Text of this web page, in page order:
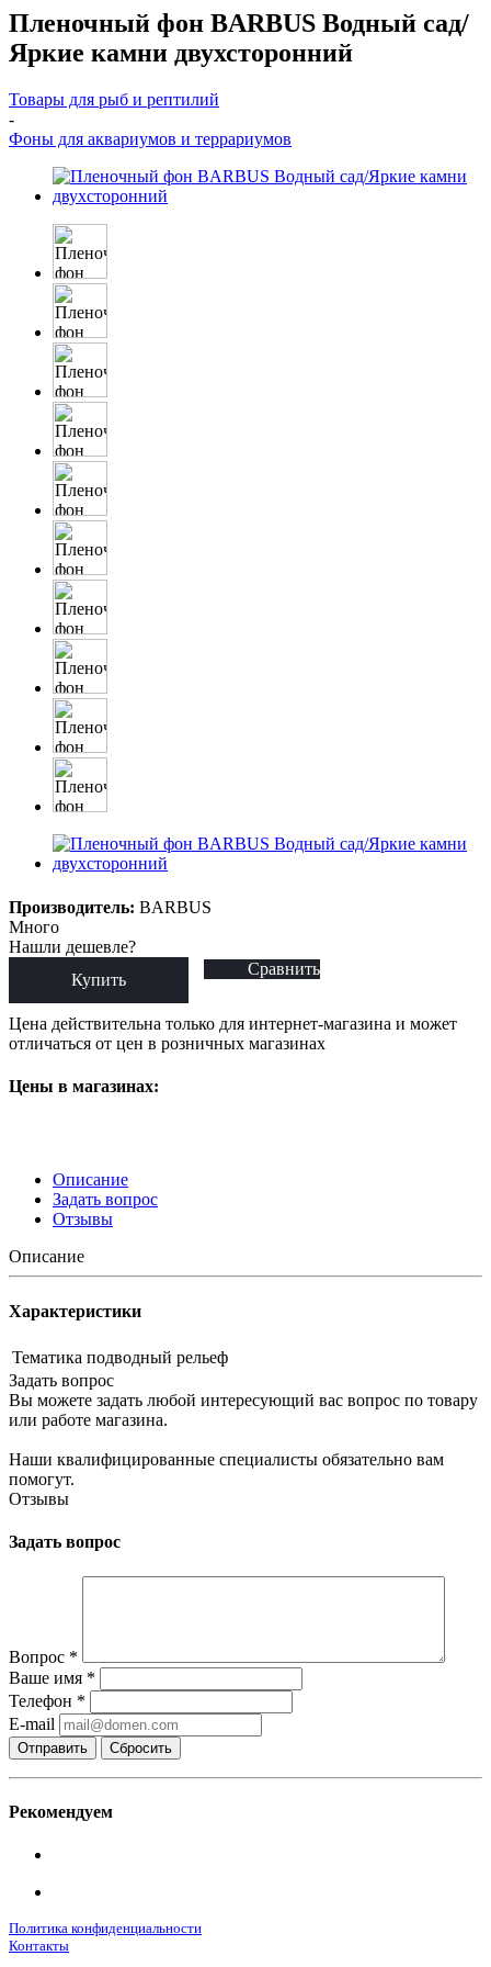
Пленочный фон BARBUS Водный сад/
Яркие камни двухсторонний
Товары для рыб и рептилий
-
Фоны для аквариумов и террариумов
Производитель: BARBUS
Много
Нашли дешевле?
Купить
Сравнить
Цена действительна только для интернет-магазина и может
отличаться от цен в розничных магазинах
Цены в магазинах:
Описание
Задать вопрос
Отзывы
Описание
Характеристики
Тематика подводный рельеф
Задать вопрос
Вы можете задать любой интересующий вас вопрос по товару
или работе магазина.
Наши квалифицированные специалисты обязательно вам
помогут.
Отзывы
Задать вопрос
Вопрос *
Ваше имя *
Телефон *
E-mail
Сбросить
Рекомендуем
Политика конфиденциальности
Контакты